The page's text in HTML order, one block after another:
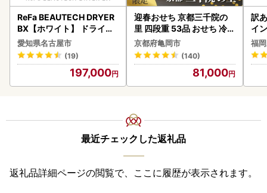
ReFa BEAUTECH DRYER
BX【ホワイト】 ドライヤ
ー 美容 家電 ドライヤー リ
ファ
愛知県名古屋市
(19)
197,000
迎春おせち 京都三千院の
里 四段重 53品 おせち 冷蔵
2027 先行予約
京都府亀岡市
(140)
81,000
訳
イ
福
最近チェックした返礼品
返礼品詳細ページの閲覧で、ここに履歴が表示されます。